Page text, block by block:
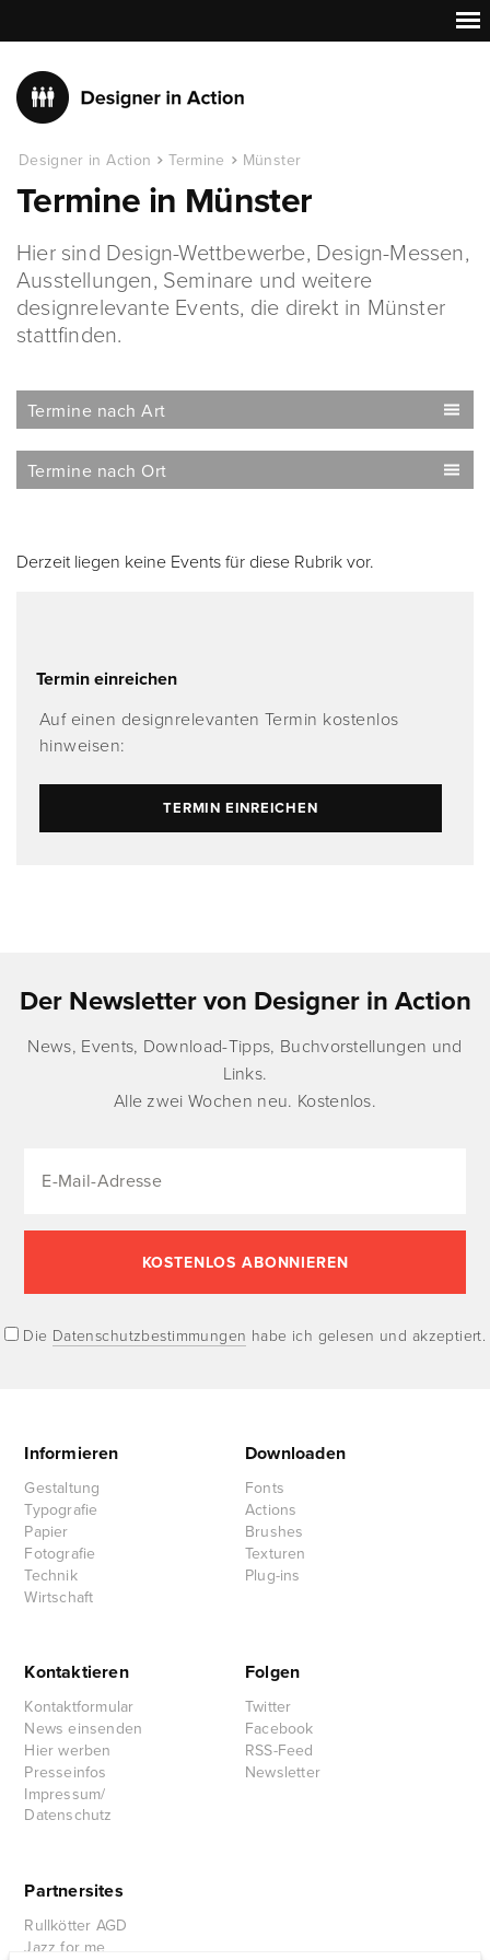
Designer in Action Termine Münster
Termine in Münster
Hier sind Design-Wettbewerbe, Design-Messen,
Ausstellungen, Seminare und weitere
designrelevante Events, die direkt in Münster
stattfinden.
Termine nach Art
Termine nach Ort
Derzeit liegen keine Events für diese Rubrik vor.
Termin einreichen
Auf einen designrelevanten Termin kostenlos
hinweisen:
TERMIN EINREICHEN
Der Newsletter von Designer in Action
News, Events, Download-Tipps, Buchvorstellungen und
Links.
Alle zwei Wochen neu. Kostenlos.
Die Datenschutzbestimmungen habe ich gelesen und akzeptiert.
Informieren
Gestaltung
Typografie
Papier
Fotografie
Technik
Wirtschaft
Downloaden
Fonts
Actions
Brushes
Texturen
Plug-ins
Kontaktieren
Kontaktformular
News einsenden
Hier werben
Presseinfos
Impressum/
Datenschutz
Folgen
Twitter
Facebook
RSS-Feed
Newsletter
Partnersites
Rullkötter AGD
Jazz for me